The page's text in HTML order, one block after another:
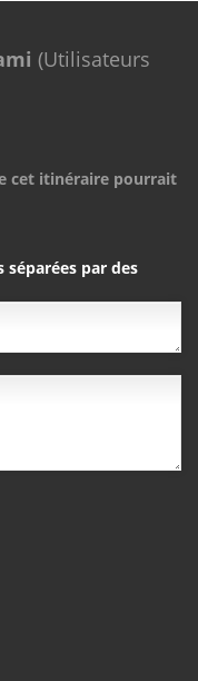
(Utilisateurs
cet itinéraire pourrait
séparées par des